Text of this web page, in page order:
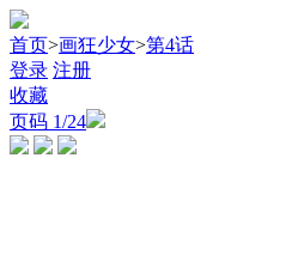
首页>画狂少女>第4话
登录 注册
收藏
页码 1/24